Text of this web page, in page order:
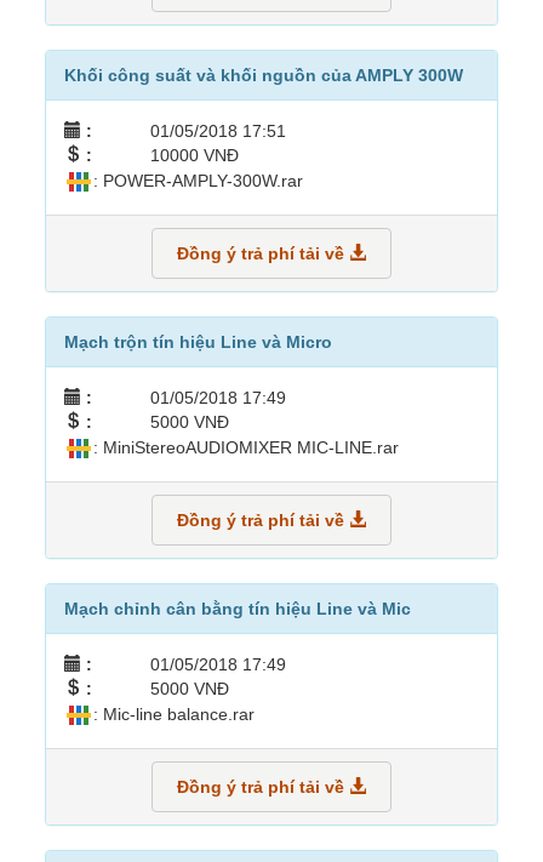
Khối công suất và khối nguồn của AMPLY 300W
: 01/05/2018 17:51
: 10000 VNĐ
: POWER-AMPLY-300W.rar
Đồng ý trả phí tải về
Mạch trộn tín hiệu Line và Micro
: 01/05/2018 17:49
: 5000 VNĐ
: MiniStereoAUDIOMIXER MIC-LINE.rar
Đồng ý trả phí tải về
Mạch chỉnh cân bằng tín hiệu Line và Mic
: 01/05/2018 17:49
: 5000 VNĐ
: Mic-line balance.rar
Đồng ý trả phí tải về